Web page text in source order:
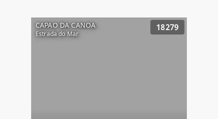
CAPAO DA CANOA
Estrada do Mar
18279